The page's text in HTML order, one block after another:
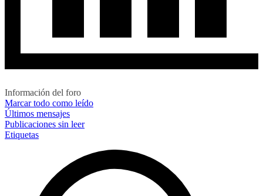
Información del foro
Marcar todo como leído
Últimos mensajes
Publicaciones sin leer
Etiquetas